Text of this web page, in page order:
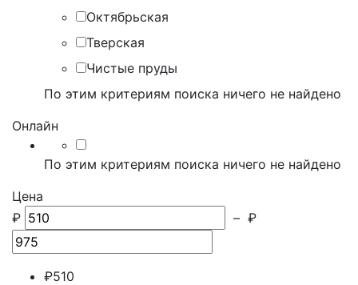
Октябрьская
Тверская
Чистые пруды
По этим критериям поиска ничего не найдено
Онлайн
По этим критериям поиска ничего не найдено
Цена
₽
– ₽
₽510